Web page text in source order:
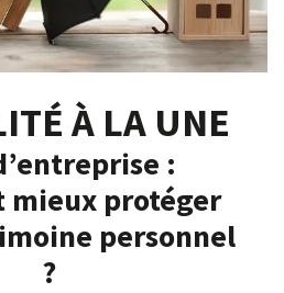
À LA UNE
:
mieux protéger
personnel
?